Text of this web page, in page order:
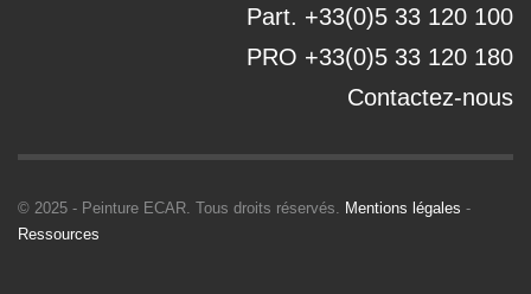
Part. +33(0)5 33 120 100
PRO +33(0)5 33 120 180
Contactez-nous
© 2025 - Peinture ECAR. Tous droits réservés. Mentions légales -
Ressources